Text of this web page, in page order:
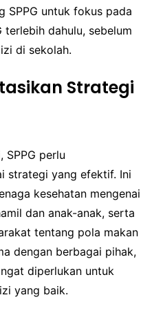
SPPG untuk fokus pada
terlebih dahulu, sebelum
di sekolah.
Strategi
SPPG perlu
strategi yang efektif. Ini
kesehatan mengenai
dan anak-anak, serta
tentang pola makan
dengan berbagai pihak,
diperlukan untuk
yang baik.